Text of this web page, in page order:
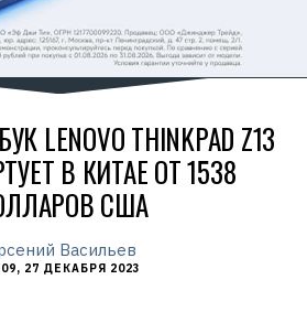
LENOVO THINKPAD Z13
В КИТАЕ ОТ 1538
США
Васильев
27 ДЕКАБРЯ 2023